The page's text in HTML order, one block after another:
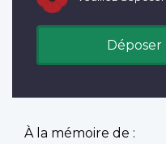
À la mémoire de :